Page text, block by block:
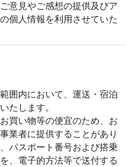
意見やご感想の提供及びア
個人情報を利用させていた
囲内において、運送・宿泊
たします。
買い物等の便宜のため、お
業者に提供することがあり
パスポート番号および搭乗
、電子的方法等で送付する